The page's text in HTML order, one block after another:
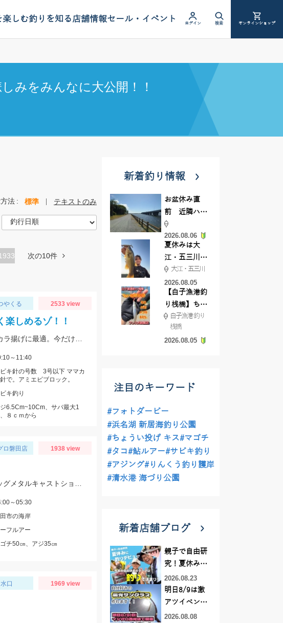
楽しむ釣りを知る店舗情報セール・イベント ログイン 検索 オンラインショップ
みをみんなに大公開！！
法 標準 テキストのみ
次の10件
やくる 2533 view
しめるゾ！！
～11:40
キ針の号数 3号以下 ママカ
で。アミエビブロック。
キ釣り
6.5Cm~10Cm、サバ最大1
、８ｃｍから
ロ磐田店 1938 view
～05:30
市の海岸
フルアー
チ50㎝、アジ35㎝
水口 1969 view
新着釣り情報
お盆休み直
前 近隣ハゼ
釣り場調査し
てきました
2026.08.06
夏休みは大
江・五三川で
バスフィッシ
ング♪
大江・五三川
2026.08.05
【白子漁港釣
り桟橋】ちょ
い投げ釣りが
絶好調!キスや
ハゼが簡単に
白子漁港 釣り
桟橋
2026.08.05
注目のキーワード
#フォトダービー
#浜名湖 新居海釣り公園
#ちょうい投げ キス#マゴチ
#タコ#鮎ルアー#サビキ釣り
#アジング#りんくう釣り護岸
#清水港 海づり公園
新着店舗ブログ
親子で自由研
究！夏休みに
釣りデビュー
2026.08.23
明日8/9は激
アツイベント
日！！！～オ
2026.08.08